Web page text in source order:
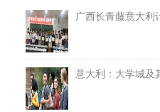
广西长青藤意大利
意大利：大学城及